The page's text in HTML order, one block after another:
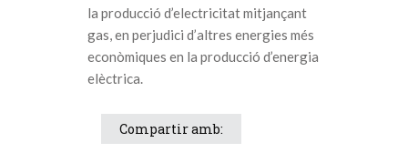
la producció d’electricitat mitjançant
gas, en perjudici d’altres energies més
econòmiques en la producció d’energia
elèctrica.
Compartir amb: